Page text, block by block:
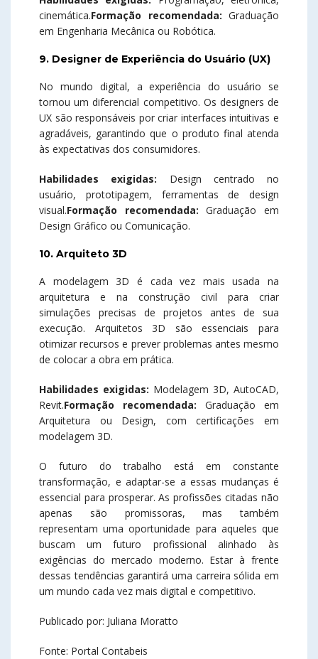
cinemática.Formação recomendada: Graduação
em Engenharia Mecânica ou Robótica.
9. Designer de Experiência do Usuário (UX)
No mundo digital, a experiência do usuário se
tornou um diferencial competitivo. Os designers de
UX são responsáveis por criar interfaces intuitivas e
agradáveis, garantindo que o produto final atenda
às expectativas dos consumidores.
Habilidades exigidas: Design centrado no
usuário, prototipagem, ferramentas de design
visual.Formação recomendada: Graduação em
Design Gráfico ou Comunicação.
10. Arquiteto 3D
A modelagem 3D é cada vez mais usada na
arquitetura e na construção civil para criar
simulações precisas de projetos antes de sua
execução. Arquitetos 3D são essenciais para
otimizar recursos e prever problemas antes mesmo
de colocar a obra em prática.
Habilidades exigidas: Modelagem 3D, AutoCAD,
Revit.Formação recomendada: Graduação em
Arquitetura ou Design, com certificações em
modelagem 3D.
O futuro do trabalho está em constante
transformação, e adaptar-se a essas mudanças é
essencial para prosperar. As profissões citadas não
apenas são promissoras, mas também
representam uma oportunidade para aqueles que
buscam um futuro profissional alinhado às
exigências do mercado moderno. Estar à frente
dessas tendências garantirá uma carreira sólida em
um mundo cada vez mais digital e competitivo.
Publicado por: Juliana Moratto
Fonte: Portal Contabeis